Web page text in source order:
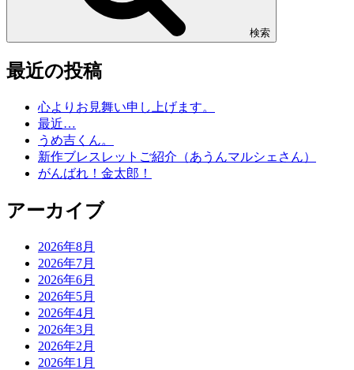
検索
最近の投稿
心よりお見舞い申し上げます。
最近…
うめ吉くん。
新作ブレスレットご紹介（あうんマルシェさん）
がんばれ！金太郎！
アーカイブ
2026年8月
2026年7月
2026年6月
2026年5月
2026年4月
2026年3月
2026年2月
2026年1月